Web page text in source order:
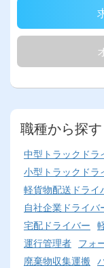
職種から探す
中型トラックドラ
小型トラックドラ
軽貨物配送ドライ
自社企業ドライバ
宅配ドライバー
運行管理者 フォ
廃棄物収集運搬